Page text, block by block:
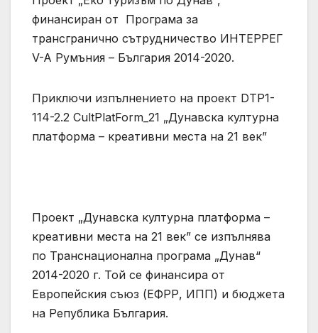
финансиран от Програма за
трансгранично сътрудничество ИНТЕРРЕГ
V-A Румъния – България 2014-2020.
Приключи изпълнението на проект DTP1-
114-2.2 CultPlatForm_21 „Дунавска културна
платформа – креативни места на 21 век”
Проект „Дунавска културна платформа –
креативни места на 21 век” се изпълнява
по Транснационална програма „Дунав“
2014-2020 г. Той се финансира от
Европейския съюз (ЕФРР, ИПП) и бюджета
на Република България.